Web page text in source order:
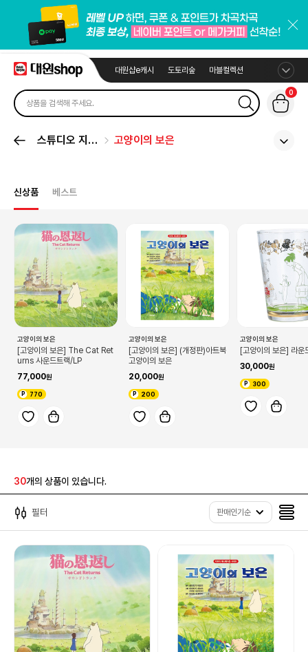
대원샵e캐시 도토리숲 마블컬렉션
0
스튜디오 지브
고양이의 보은
신상품 베스트
고양이의 보은
[고양이의 보은] The Cat Ret
urns 사운드트랙/LP
77,000
770
고양이의 보은
[고양이의 보은] (개정판)아트북
고양이의 보은
20,000
200
고양이의 보은
[고양이의 보은] 라운
30,000
300
30개의 상품이 있습니다.
필터 판매인기순